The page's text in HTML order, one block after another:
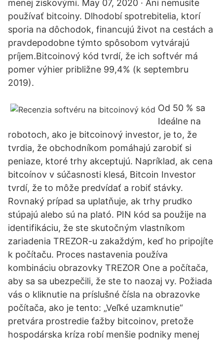
menej ziskovými. May 07, 2020 · Ani nemusíte
používať bitcoiny. Dlhodobí spotrebitelia, ktorí
sporia na dôchodok, financujú život na cestách a
pravdepodobne týmto spôsobom vytvárajú
príjem.Bitcoinový kód tvrdí, že ich softvér má
pomer výhier približne 99,4% (k septembru
2019).
Od 50 % sa
Ideálne na
robotoch, ako je bitcoinový investor, je to, že
tvrdia, že obchodníkom pomáhajú zarobiť si
peniaze, ktoré trhy akceptujú. Napríklad, ak cena
bitcoínov v súčasnosti klesá, Bitcoin Investor
tvrdí, že to môže predvídať a robiť stávky.
Rovnaký prípad sa uplatňuje, ak trhy prudko
stúpajú alebo sú na plató. PIN kód sa použije na
identifikáciu, že ste skutočným vlastníkom
zariadenia TREZOR-u zakaždým, keď ho pripojíte
k počítaču. Proces nastavenia používa
kombináciu obrazovky TREZOR One a počítača,
aby sa sa ubezpečili, že ste to naozaj vy. Požiada
vás o kliknutie na príslušné čísla na obrazovke
počítača, ako je tento: „Veľké uzamknutie“
pretvára prostredie ťažby bitcoinov, pretože
hospodárska kríza robí menšie podniky menej